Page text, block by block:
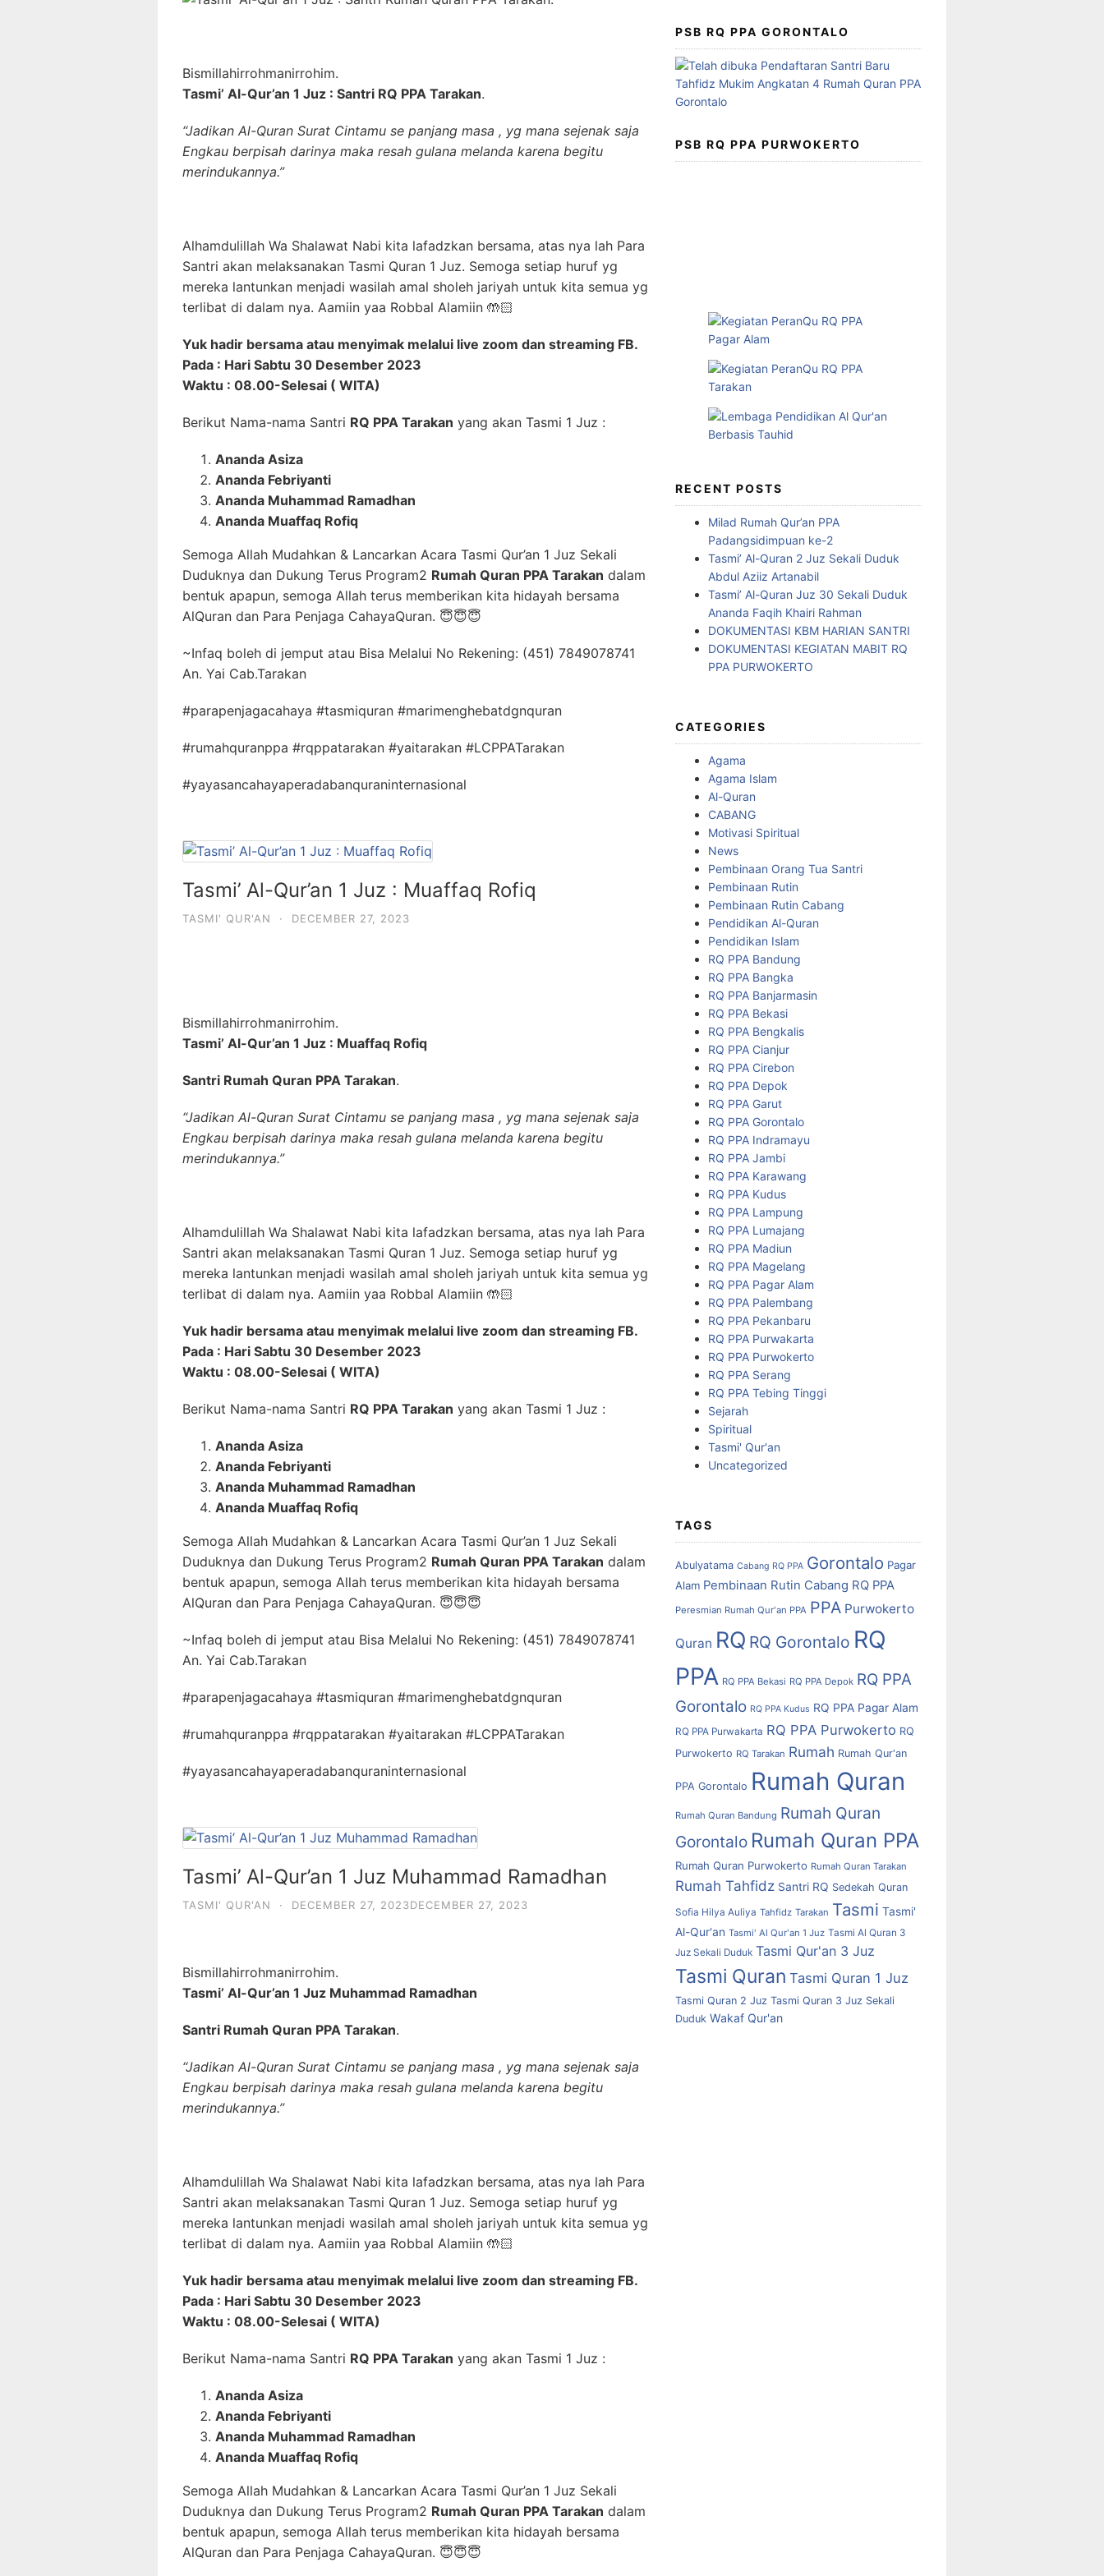
Bismillahirrohmanirrohim.
Tasmi’ Al-Qur’an 1 Juz : Santri RQ PPA Tarakan.
“Jadikan Al-Quran Surat Cintamu se panjang masa , yg mana sejenak saja
Engkau berpisah darinya maka resah gulana melanda karena begitu
merindukannya.”
Alhamdulillah Wa Shalawat Nabi kita lafadzkan bersama, atas nya lah Para
Santri akan melaksanakan Tasmi Quran 1 Juz. Semoga setiap huruf yg
mereka lantunkan menjadi wasilah amal sholeh jariyah untuk kita semua yg
terlibat di dalam nya. Aamiin yaa Robbal Alamiin 🤲🏻
Yuk hadir bersama atau menyimak melalui live zoom dan streaming FB.
Pada : Hari Sabtu 30 Desember 2023
Waktu : 08.00-Selesai ( WITA)
Berikut Nama-nama Santri RQ PPA Tarakan yang akan Tasmi 1 Juz :
Ananda Asiza
Ananda Febriyanti
Ananda Muhammad Ramadhan
Ananda Muaffaq Rofiq
Semoga Allah Mudahkan & Lancarkan Acara Tasmi Qur’an 1 Juz Sekali
Duduknya dan Dukung Terus Program2 Rumah Quran PPA Tarakan dalam
bentuk apapun, semoga Allah terus memberikan kita hidayah bersama
AlQuran dan Para Penjaga CahayaQuran. 😇😇😇
~Infaq boleh di jemput atau Bisa Melalui No Rekening: (451) 7849078741
An. Yai Cab.Tarakan
#parapenjagacahaya #tasmiquran #marimenghebatdgnquran
#rumahquranppa #rqppatarakan #yaitarakan #LCPPATarakan
#yayasancahayaperadabanquraninternasional
Tasmi’ Al-Qur’an 1 Juz : Muaffaq Rofiq
TASMI' QUR'AN · DECEMBER 27, 2023
Bismillahirrohmanirrohim.
Tasmi’ Al-Qur’an 1 Juz : Muaffaq Rofiq
Santri Rumah Quran PPA Tarakan.
“Jadikan Al-Quran Surat Cintamu se panjang masa , yg mana sejenak saja
Engkau berpisah darinya maka resah gulana melanda karena begitu
merindukannya.”
Alhamdulillah Wa Shalawat Nabi kita lafadzkan bersama, atas nya lah Para
Santri akan melaksanakan Tasmi Quran 1 Juz. Semoga setiap huruf yg
mereka lantunkan menjadi wasilah amal sholeh jariyah untuk kita semua yg
terlibat di dalam nya. Aamiin yaa Robbal Alamiin 🤲🏻
Yuk hadir bersama atau menyimak melalui live zoom dan streaming FB.
Pada : Hari Sabtu 30 Desember 2023
Waktu : 08.00-Selesai ( WITA)
Berikut Nama-nama Santri RQ PPA Tarakan yang akan Tasmi 1 Juz :
Ananda Asiza
Ananda Febriyanti
Ananda Muhammad Ramadhan
Ananda Muaffaq Rofiq
Semoga Allah Mudahkan & Lancarkan Acara Tasmi Qur’an 1 Juz Sekali
Duduknya dan Dukung Terus Program2 Rumah Quran PPA Tarakan dalam
bentuk apapun, semoga Allah terus memberikan kita hidayah bersama
AlQuran dan Para Penjaga CahayaQuran. 😇😇😇
~Infaq boleh di jemput atau Bisa Melalui No Rekening: (451) 7849078741
An. Yai Cab.Tarakan
#parapenjagacahaya #tasmiquran #marimenghebatdgnquran
#rumahquranppa #rqppatarakan #yaitarakan #LCPPATarakan
#yayasancahayaperadabanquraninternasional
Tasmi’ Al-Qur’an 1 Juz Muhammad Ramadhan
TASMI' QUR'AN · DECEMBER 27, 2023DECEMBER 27, 2023
Bismillahirrohmanirrohim.
Tasmi’ Al-Qur’an 1 Juz Muhammad Ramadhan
Santri Rumah Quran PPA Tarakan.
“Jadikan Al-Quran Surat Cintamu se panjang masa , yg mana sejenak saja
Engkau berpisah darinya maka resah gulana melanda karena begitu
merindukannya.”
Alhamdulillah Wa Shalawat Nabi kita lafadzkan bersama, atas nya lah Para
Santri akan melaksanakan Tasmi Quran 1 Juz. Semoga setiap huruf yg
mereka lantunkan menjadi wasilah amal sholeh jariyah untuk kita semua yg
terlibat di dalam nya. Aamiin yaa Robbal Alamiin 🤲🏻
Yuk hadir bersama atau menyimak melalui live zoom dan streaming FB.
Pada : Hari Sabtu 30 Desember 2023
Waktu : 08.00-Selesai ( WITA)
Berikut Nama-nama Santri RQ PPA Tarakan yang akan Tasmi 1 Juz :
Ananda Asiza
Ananda Febriyanti
Ananda Muhammad Ramadhan
Ananda Muaffaq Rofiq
Semoga Allah Mudahkan & Lancarkan Acara Tasmi Qur’an 1 Juz Sekali
Duduknya dan Dukung Terus Program2 Rumah Quran PPA Tarakan dalam
bentuk apapun, semoga Allah terus memberikan kita hidayah bersama
AlQuran dan Para Penjaga CahayaQuran. 😇😇😇
PSB RQ PPA GORONTALO
PSB RQ PPA PURWOKERTO
RECENT POSTS
Milad Rumah Qur’an PPA
Padangsidimpuan ke-2
Tasmi’ Al-Quran 2 Juz Sekali Duduk
Abdul Aziiz Artanabil
Tasmi’ Al-Quran Juz 30 Sekali Duduk
Ananda Faqih Khairi Rahman
DOKUMENTASI KBM HARIAN SANTRI
DOKUMENTASI KEGIATAN MABIT RQ
PPA PURWOKERTO
CATEGORIES
Agama
Agama Islam
Al-Quran
CABANG
Motivasi Spiritual
News
Pembinaan Orang Tua Santri
Pembinaan Rutin
Pembinaan Rutin Cabang
Pendidikan Al-Quran
Pendidikan Islam
RQ PPA Bandung
RQ PPA Bangka
RQ PPA Banjarmasin
RQ PPA Bekasi
RQ PPA Bengkalis
RQ PPA Cianjur
RQ PPA Cirebon
RQ PPA Depok
RQ PPA Garut
RQ PPA Gorontalo
RQ PPA Indramayu
RQ PPA Jambi
RQ PPA Karawang
RQ PPA Kudus
RQ PPA Lampung
RQ PPA Lumajang
RQ PPA Madiun
RQ PPA Magelang
RQ PPA Pagar Alam
RQ PPA Palembang
RQ PPA Pekanbaru
RQ PPA Purwakarta
RQ PPA Purwokerto
RQ PPA Serang
RQ PPA Tebing Tinggi
Sejarah
Spiritual
Tasmi' Qur'an
Uncategorized
TAGS
Abulyatama Cabang RQ PPA Gorontalo Pagar
Alam Pembinaan Rutin Cabang RQ PPA
Peresmian Rumah Qur'an PPA PPA Purwokerto
Quran RQ RQ Gorontalo RQ
PPA RQ PPA Bekasi RQ PPA Depok RQ PPA
Gorontalo RQ PPA Kudus RQ PPA Pagar Alam
RQ PPA Purwakarta RQ PPA Purwokerto RQ
Purwokerto RQ Tarakan Rumah Rumah Qur'an
PPA Gorontalo Rumah Quran
Rumah Quran Bandung Rumah Quran
Gorontalo Rumah Quran PPA
Rumah Quran Purwokerto Rumah Quran Tarakan
Rumah Tahfidz Santri RQ Sedekah Quran
Sofia Hilya Auliya Tahfidz Tarakan Tasmi Tasmi'
Al-Qur'an Tasmi' Al Qur'an 1 Juz Tasmi Al Quran 3
Juz Sekali Duduk Tasmi Qur'an 3 Juz
Tasmi Quran Tasmi Quran 1 Juz
Tasmi Quran 2 Juz Tasmi Quran 3 Juz Sekali
Duduk Wakaf Qur'an